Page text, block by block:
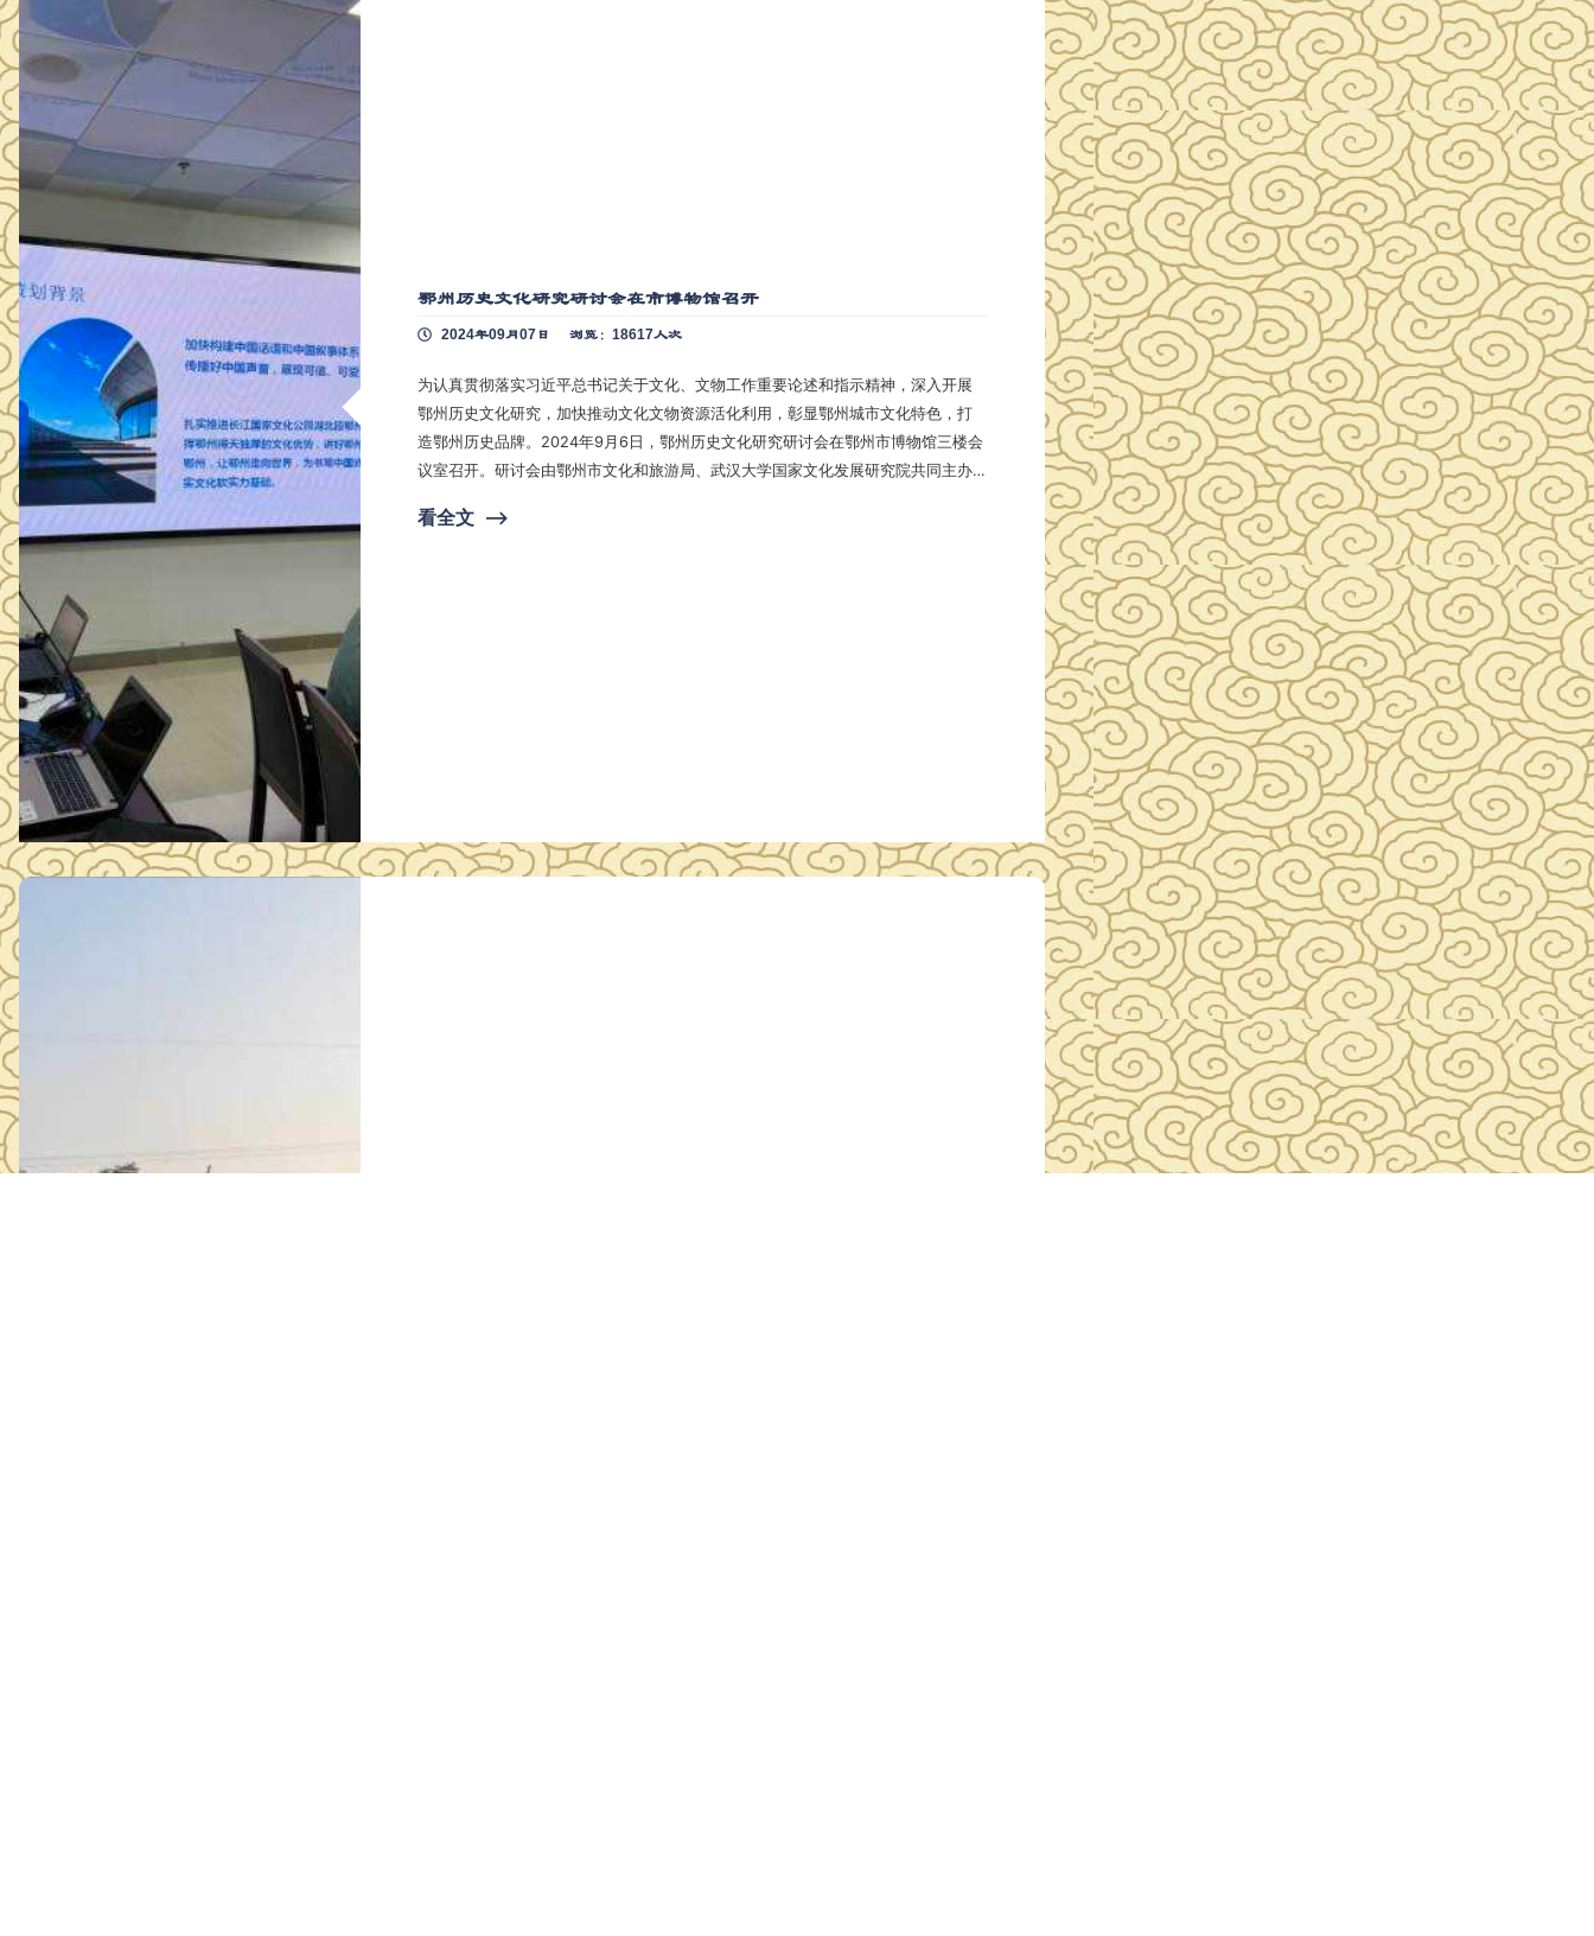
鄂州历史文化研究研讨会在市博物馆召开
2024年09月07日 浏览：18617人次
为认真贯彻落实习近平总书记关于文化、文物工作重要论述和指示精神，深入开展
鄂州历史文化研究，加快推动文化文物资源活化利用，彰显鄂州城市文化特色，打
造鄂州历史品牌。2024年9月6日，鄂州历史文化研究研讨会在鄂州市博物馆三楼会
议室召开。研讨会由鄂州市文化和旅游局、武汉大学国家文化发展研究院共同主办
参加，会议还邀请8名鄂州地方文史专家参加。 研讨会上，武汉大学课题组就鄂州历
看全文 ⟶